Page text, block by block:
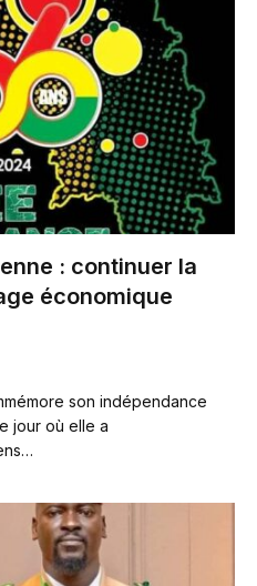
: continuer la
économique
son indépendance
jour où elle a